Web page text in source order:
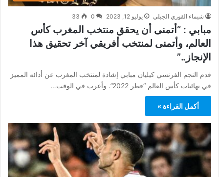
شيماء القوري الجبلي يوليو 12, 2023 0
33
مبابي : “أتمنى أن يحقق منتخب المغرب كأس
العالم، وأتمنى لمنتخب أفريقي آخر تحقيق هذا
الإنجاز..”
قدم النجم الفرنسي كيليان مبابي إشادة لمنتخب المغرب عن أدائه المميز
في نهائيات كأس العالم “قطر 2022”. وأعرب في الوقت…
أكمل القراءة »